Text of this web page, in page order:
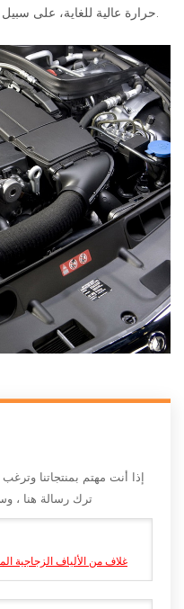
إذا أنت مهتم بمنتجاتنا
ترك رسالة هنا ،
غلاف من الألياف الزجاجية